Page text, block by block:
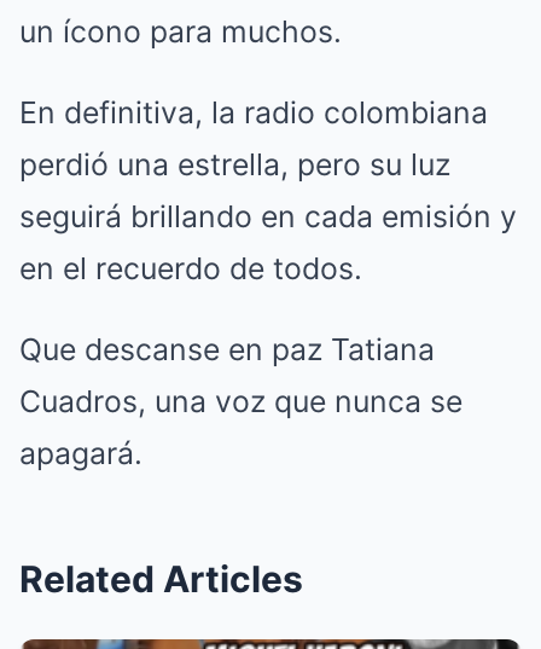
un ícono para muchos.
En definitiva, la radio colombiana
perdió una estrella, pero su luz
seguirá brillando en cada emisión y
en el recuerdo de todos.
Que descanse en paz Tatiana
Cuadros, una voz que nunca se
apagará.
Related Articles